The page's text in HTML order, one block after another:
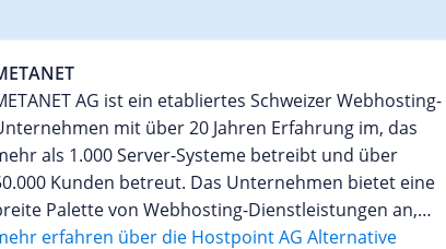
AG ist ein etabliertes Schweizer Webhosting-
mit über 20 Jahren Erfahrung im, das
als 1.000 Server-Systeme betreibt und über
Kunden betreut. Das Unternehmen bietet eine
Palette von Webhosting-Dienstleistungen an,
Domains, Mail- und Webhosting, Cloudserver-
erfahren über die Hostpoint AG Alternative